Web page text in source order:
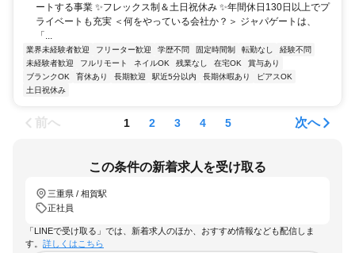
ートする事業 ✨フレックス制＆土日祝休み ✨年間休日130日以上でプ
ライベートも充実 ＜何をやっている会社か？＞ ジャパゲートは、
「...
業界未経験者歓迎 フリーター歓迎 学歴不問 固定時間制 転勤なし
経験不問
未経験者歓迎
フルリモート ネイルOK 残業なし 在宅OK
賞与あり
ブランクOK
育休あり 長期歓迎 駅近5分以内 長期休暇あり
ピアスOK
土日祝休み
前へ 1 2 3 4 5 次へ
この条件の新着求人を受け取る
三重県 / 相賀駅
正社員
「LINEで受け取る」では、新着求人のほか、おすすめ情報なども配信しま
す。 詳しくはこちら